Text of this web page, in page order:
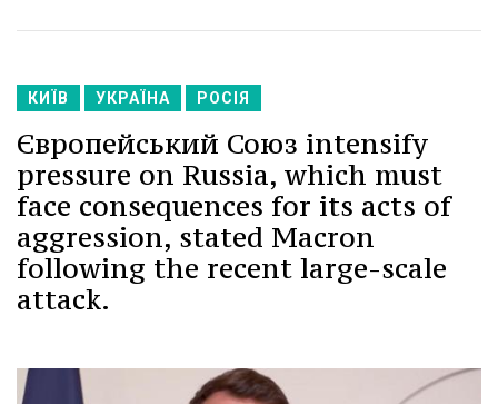
КИЇВ УКРАЇНА РОСІЯ
Європейський Союз intensify
pressure on Russia, which must
face consequences for its acts of
aggression, stated Macron
following the recent large-scale
attack.